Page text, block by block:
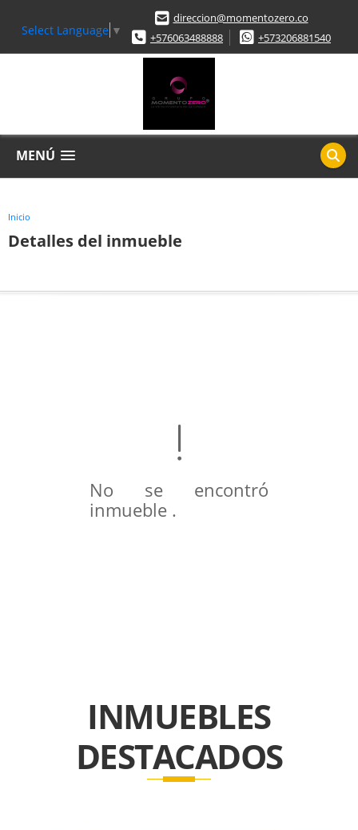
Select Language ▼
direccion@momentozero.co
+576063488888
+573206881540
MENÚ
Inicio
Detalles del inmueble
No se encontró
inmueble .
INMUEBLES
DESTACADOS